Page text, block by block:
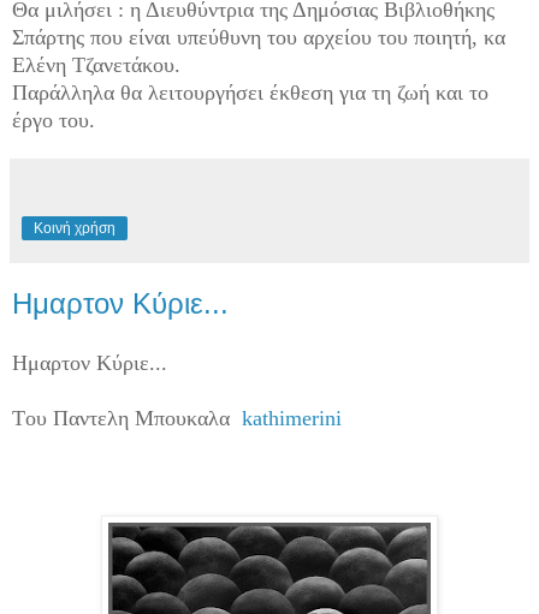
Θα μιλήσει : η Διευθύντρια της Δημόσιας Βιβλιοθήκης
Σπάρτης που είναι υπεύθυνη του αρχείου του ποιητή, κα
Ελένη Τζανετάκου.
Παράλληλα θα λειτουργήσει έκθεση για τη ζωή και το
έργο του.
Κοινή χρήση
Ημαρτον Κύριε...
Ημαρτον Κύριε...
Tου Παντελη Μπουκαλα kathimerini